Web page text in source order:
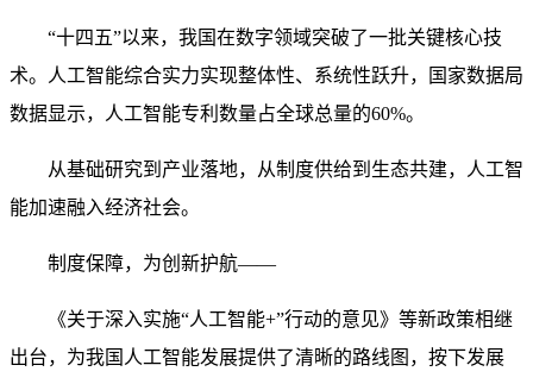
“十四五”以来，我国在数字领域突破了一批关键核心技
术。人工智能综合实力实现整体性、系统性跃升，国家数据局
数据显示，人工智能专利数量占全球总量的60%。
从基础研究到产业落地，从制度供给到生态共建，人工智
能加速融入经济社会。
制度保障，为创新护航——
《关于深入实施“人工智能+”行动的意见》等新政策相继
出台，为我国人工智能发展提供了清晰的路线图，按下发展